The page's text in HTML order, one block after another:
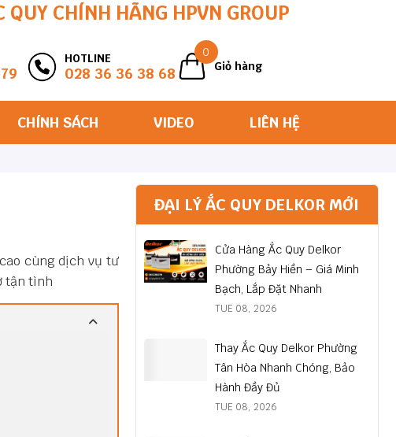
CHÍNH HÃNG HPVN GROUP
HOTLINE
028 36 36 38 68
0
Giỏ hàng
CHÍNH SÁCH VIDEO LIÊN HỆ
cùng dịch vụ tư
tận tình
ĐẠI LÝ ẮC QUY DELKOR MỚI
Cửa Hàng Ắc Quy Delkor
Phường Bảy Hiền – Giá Minh
Bạch, Lắp Đặt Nhanh
TUE 08, 2026
Thay Ắc Quy Delkor Phường
Tân Hòa Nhanh Chóng, Bảo
Hành Đầy Đủ
TUE 08, 2026